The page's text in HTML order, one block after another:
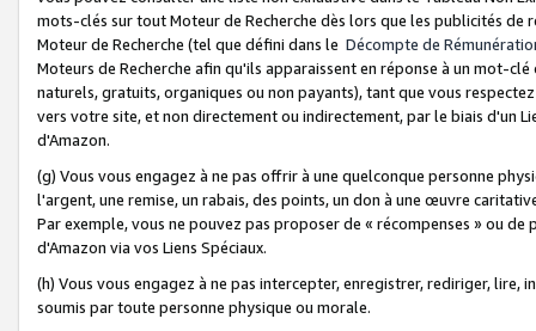
mots-clés sur tout Moteur de Recherche dès lors que les publicités de
Moteur de Recherche (tel que défini dans le Décompte de
Moteurs de Recherche afin qu'ils apparaissent en réponse à un mot-
naturels, gratuits, organiques ou non payants), tant que vous
vers votre site, et non directement ou indirectement, par le biais d'un
d'Amazon.
(g) Vous vous engagez à ne pas offrir à une quelconque personne
l'argent, une remise, un rabais, des points, un don à une œuvre
Par exemple, vous ne pouvez pas proposer de « récompenses » ou
d'Amazon via vos Liens Spéciaux.
(h) Vous vous engagez à ne pas intercepter, enregistrer, rediriger,
soumis par toute personne physique ou morale.